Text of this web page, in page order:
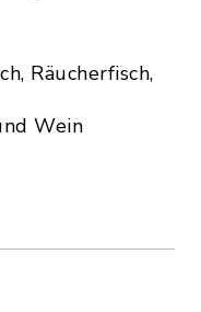
Räucherfisch,
Wein